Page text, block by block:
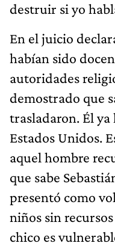
destruir si yo
En el juicio
habían sido
autoridades
demostrado que
trasladaron. Él ya
Estados Unidos.
aquel hombre
que sabe
presentó como
niños sin
chico es